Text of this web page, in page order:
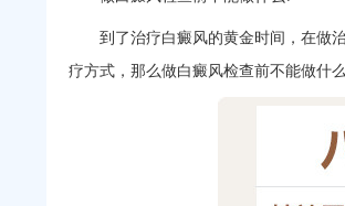
到了治疗白癜风的黄金时间，在做治
疗方式，那么做白癜风检查前不能做什